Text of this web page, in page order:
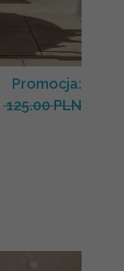
Promocja:
125.00 PLN